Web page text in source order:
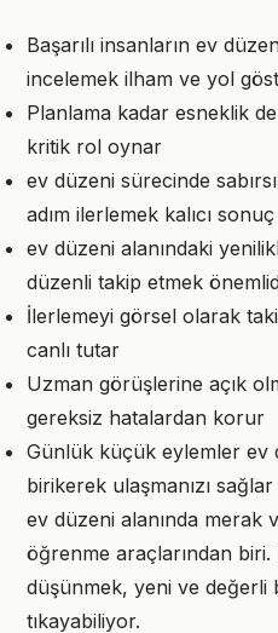
Başarılı insanların ev
incelemek ilham ve yol
Planlama kadar esneklik
kritik rol oynar
ev düzeni sürecinde
adım ilerlemek kalıcı
ev düzeni alanındaki
düzenli takip etmek
İlerlemeyi görsel olarak
canlı tutar
Uzman görüşlerine açık
gereksiz hatalardan korur
Günlük küçük eylemler ev
birikerek ulaşmanızı sağlar
ev düzeni alanında merak
öğrenme araçlarından
düşünmek, yeni ve değerli
tıkayabiliyor.